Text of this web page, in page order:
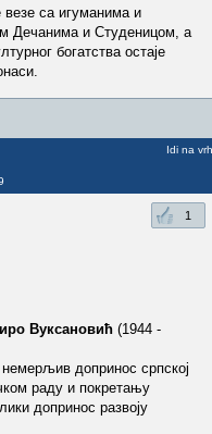
везе са игуманима и
Дечанима и Студеницом, а
богатства остаје
Idi na vrh
1
Вуксановић (1944 -
допринос српској
раду и покретању
допринос развоју